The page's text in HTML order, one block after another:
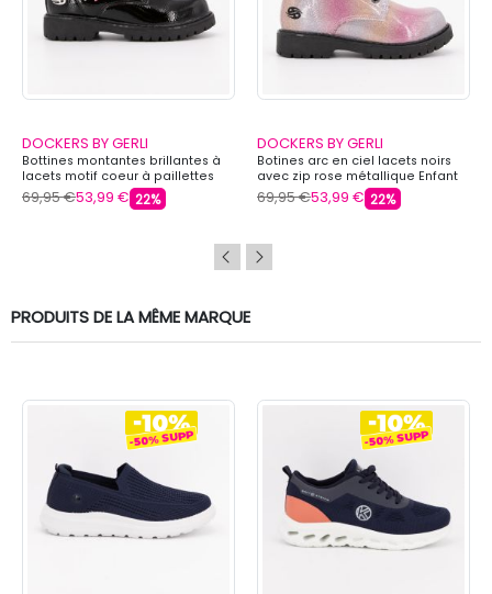
DOCKERS BY GERLI
Bottines montantes brillantes à
lacets motif coeur à paillettes
Enfant DOCKERS BY GERLI
69,95 €53,99 € 22%
DOCKERS BY GERLI
Botines arc en ciel lacets noirs
avec zip rose métallique Enfant
DOCKERS BY GERLI
69,95 €53,99 € 22%
PRODUITS DE LA MÊME MARQUE